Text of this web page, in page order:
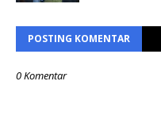
POSTING KOMENTAR
0 Komentar